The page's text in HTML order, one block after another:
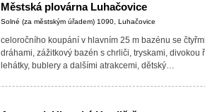
Městská plovárna Luhačovice
Solné (za městským úřadem) 1090, Luhačovice
celoročního koupání v hlavním 25 m bazénu se
dráhami, zážitkový bazén s chrliči, tryskami, divokou
lehátky, bublery a dalšími atrakcemi, dětský…